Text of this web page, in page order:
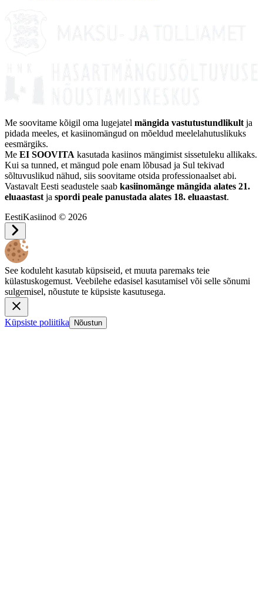
Me soovitame kõigil oma lugejatel mängida vastutustundlikult ja
pidada meeles, et kasiinomängud on mõeldud meelelahutuslikuks
eesmärgiks.
Me EI SOOVITA kasutada kasiinos mängimist sissetuleku allikaks.
Kui sa tunned, et mängud pole enam lõbusad ja Sul tekivad
sõltuvuslikud nähud, siis soovitame otsida professionaalset abi.
Vastavalt Eesti seadustele saab kasiinomänge mängida alates 21.
eluaastast ja spordi peale panustada alates 18. eluaastast.
EestiKasiinod © 2026
See koduleht kasutab küpsiseid, et muuta paremaks teie
külastuskogemust. Veebilehe edasisel kasutamisel või selle sõnumi
sulgemisel, nõustute te küpsiste kasutusega.
Küpsiste poliitika Nõustun